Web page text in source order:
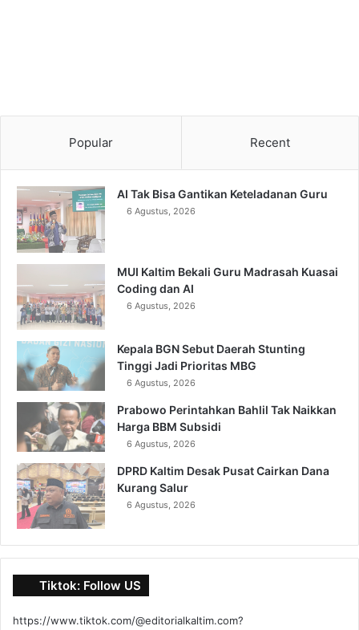
Popular Recent
AI Tak Bisa Gantikan Keteladanan Guru
6 Agustus, 2026
MUI Kaltim Bekali Guru Madrasah Kuasai
Coding dan AI
6 Agustus, 2026
Kepala BGN Sebut Daerah Stunting
Tinggi Jadi Prioritas MBG
6 Agustus, 2026
Prabowo Perintahkan Bahlil Tak Naikkan
Harga BBM Subsidi
6 Agustus, 2026
DPRD Kaltim Desak Pusat Cairkan Dana
Kurang Salur
6 Agustus, 2026
Tiktok: Follow US
https://www.tiktok.com/@editorialkaltim.com?